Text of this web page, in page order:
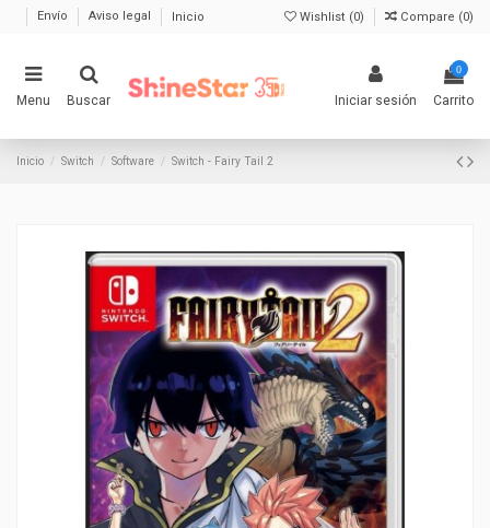
Envío Aviso legal Inicio Wishlist (0) Compare (0)
Menu Buscar Iniciar sesión
0
Carrito
Inicio Switch Software Switch - Fairy Tail 2